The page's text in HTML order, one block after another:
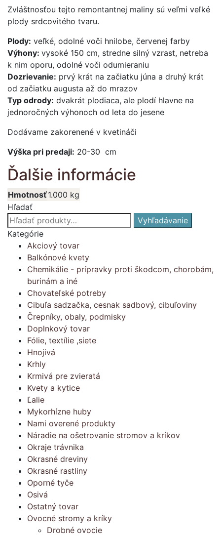
Zvláštnosťou tejto remontantnej maliny sú veľmi veľké
plody srdcovitého tvaru.
Plody: veľké, odolné voči hnilobe, červenej farby
Výhony: vysoké 150 cm, stredne silný vzrast, netreba
k nim oporu, odolné voči odumieraniu
Dozrievanie: prvý krát na začiatku júna a druhý krát
od začiatku augusta až do mrazov
Typ odrody: dvakrát plodiaca, ale plodí hlavne na
jednoročných výhonoch od leta do jesene
Dodávame zakorenené v kvetináči
Výška pri predaji: 20-30 cm
Ďalšie informácie
Hmotnosť1.000 kg
Hľadať
Hľadať:
Vyhľadávanie
Kategórie
Akciový tovar
Balkónové kvety
Chemikálie - prípravky proti škodcom, chorobám,
burinám a iné
Chovateľské potreby
Cibuľa sadzačka, cesnak sadbový, cibuľoviny
Črepníky, obaly, podmisky
Doplnkový tovar
Fólie, textílie ,siete
Hnojivá
Krhly
Krmivá pre zvieratá
Kvety a kytice
Ľalie
Mykorhízne huby
Nami overené produkty
Náradie na ošetrovanie stromov a kríkov
Okraje trávnika
Okrasné dreviny
Okrasné rastliny
Oporné tyče
Osivá
Ostatný tovar
Ovocné stromy a kríky
Drobné ovocie